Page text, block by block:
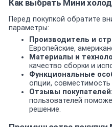
Как выбрать Мини
Перед покупкой обратите
параметры:
Производитель и
Европейские,
Материалы и
качество сборки и
Функциональные
опции, совместимость
Отзывы покупателей:
пользователей
решение.